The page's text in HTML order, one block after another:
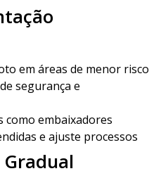
em áreas de menor risco
segurança e
como embaixadores
e ajuste processos
Gradual